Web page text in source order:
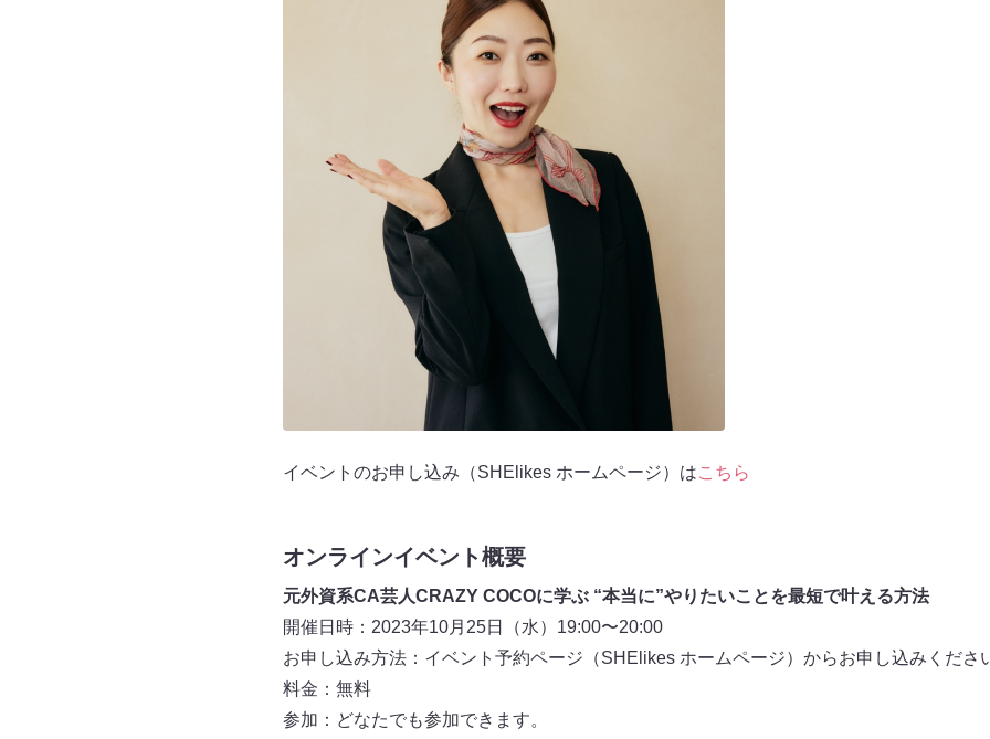
イベントのお申し込み（SHElikes ホームページ）はこちら
オンラインイベント概要
元外資系CA芸人CRAZY COCOに学ぶ “本当に”やりたいことを最短で叶える方法
開催日時：2023年10月25日（水）19:00〜20:00
お申し込み方法：イベント予約ページ（SHElikes ホームページ）からお申し込みくださ
料金：無料
参加：どなたでも参加できます。